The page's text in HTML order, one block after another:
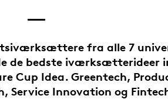
fra alle 7
de bedste iværksætterideer
Cup Idea. Greentech,
Service Innovation og